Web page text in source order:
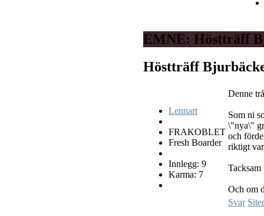
EMNE: Höstträff
Höstträff
Lennart
FRAKOBLET
Fresh Boarder
Innlegg: 9
Karma: 7
Denne
Som ni
\"nya\"
och
riktigt
Och om
Svar Siter